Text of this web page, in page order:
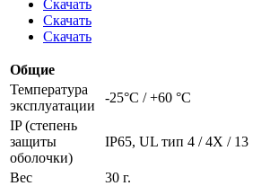
Скачать
Скачать
Скачать
Общие
Температура
эксплуатации
-25°C / +60 °C
IP (степень
защиты
оболочки)
IP65, UL тип 4 / 4X / 13
Вес
30 г.